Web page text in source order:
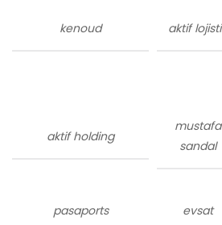
kenoud aktif
aktif holding
mustafa
sandal
pasaports evsat